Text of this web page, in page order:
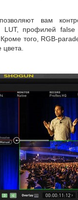
вам
LUT, профилей false
того, RGB-
цвета.